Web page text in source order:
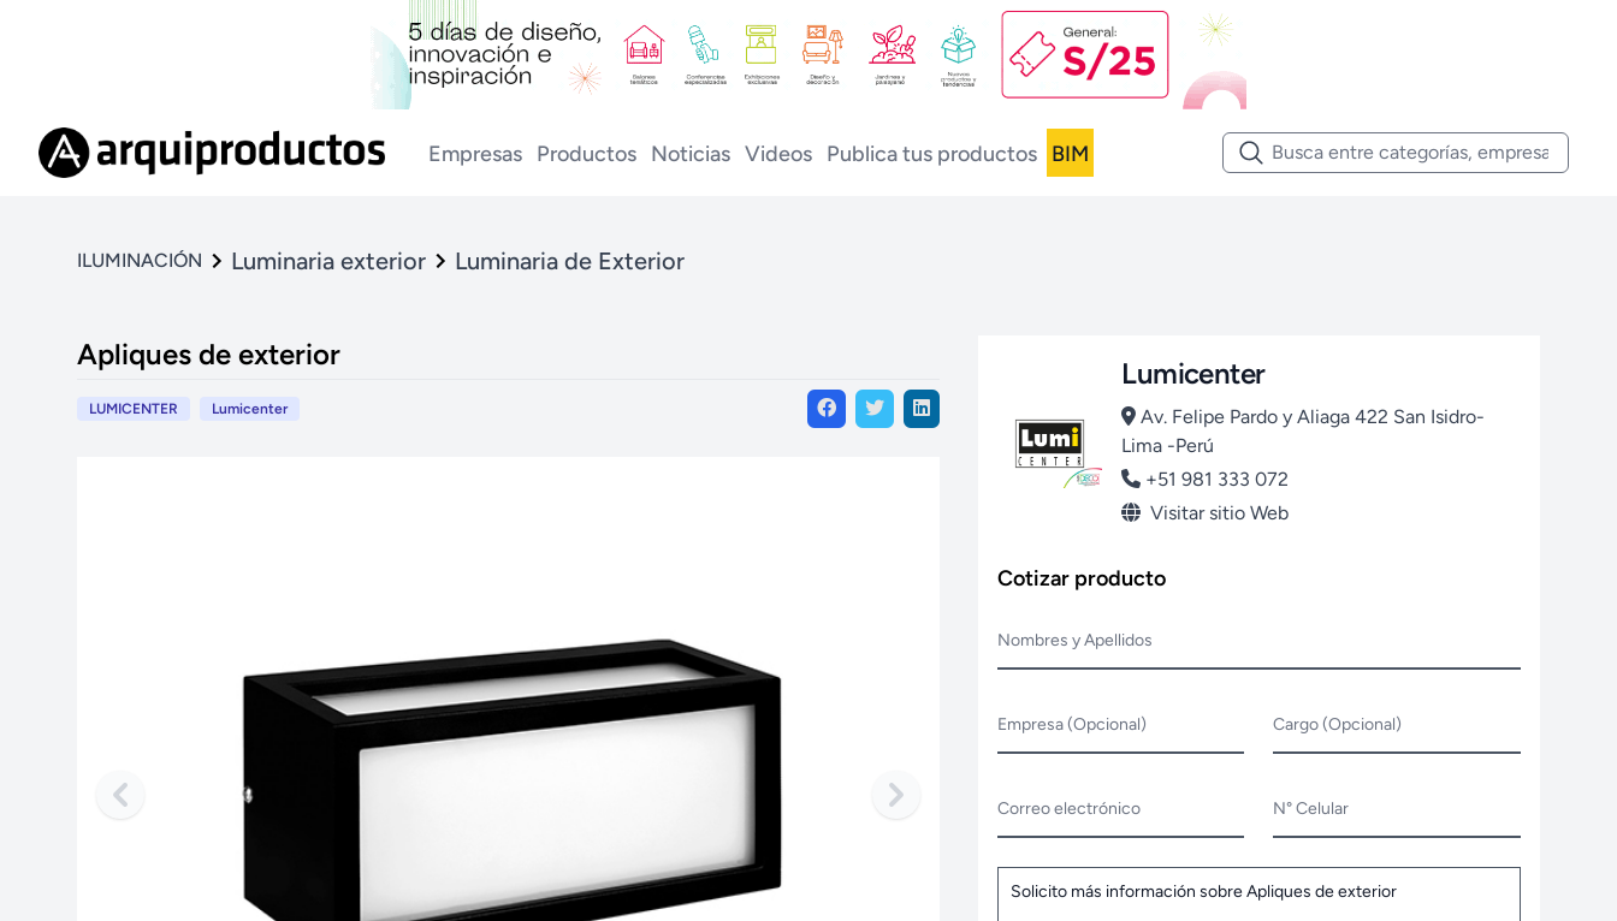
Empresas Productos Noticias Videos Publica tus productos BIM
ILUMINACIÓN Luminaria exterior Luminaria de Exterior
Apliques de exterior
LUMICENTER Lumicenter
Lumicenter
Av. Felipe Pardo y Aliaga 422 San Isidro-
Lima -Perú
+51 981 333 072
Visitar sitio Web
Cotizar producto
Nombres y Apellidos
Empresa (Opcional) Cargo (Opcional)
Correo electrónico N° Celular